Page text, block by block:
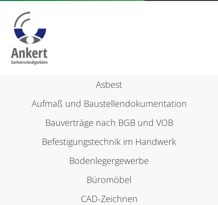
Leistungen
NACHSCHLAGEWERKE
Asbest
Aufmaß und Baustellendokumentation
Bauverträge nach BGB und VOB
Befestigungstechnik im Handwerk
Bodenlegergewerbe
Büromöbel
CAD-Zeichnen